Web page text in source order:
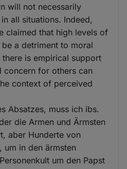
will not necessarily
all situations. Indeed,
claimed that high levels of
a detriment to moral
is empirical support
concern for others can
context of perceived
Absatzes, muss ich ibs.
die Armen und Ärmsten
aber Hunderte von
um in den ärmsten
um den Papst